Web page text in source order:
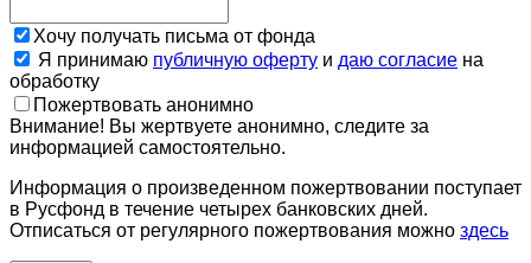
Хочу получать письма от фонда
Я принимаю публичную оферту и даю согласие на
обработку
Пожертвовать анонимно
Внимание! Вы жертвуете анонимно, следите за
информацией самостоятельно.
Информация о произведенном пожертвовании поступает
в Русфонд в течение четырех банковских дней.
Отписаться от регулярного пожертвования можно здесь